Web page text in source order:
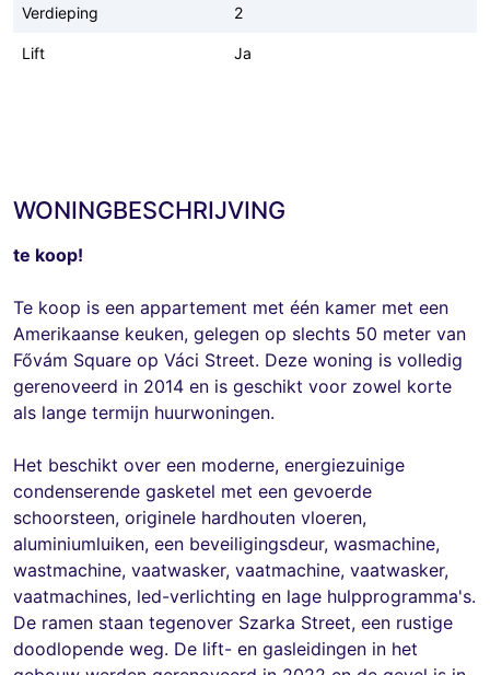
Verdieping 2
Lift Ja
WONINGBESCHRIJVING
te koop!
Te koop is een appartement met één kamer met een
Amerikaanse keuken, gelegen op slechts 50 meter van
Fővám Square op Váci Street. Deze woning is volledig
gerenoveerd in 2014 en is geschikt voor zowel korte
als lange termijn huurwoningen.
Het beschikt over een moderne, energiezuinige
condenserende gasketel met een gevoerde
schoorsteen, originele hardhouten vloeren,
aluminiumluiken, een beveiligingsdeur, wasmachine,
wastmachine, vaatwasker, vaatmachine, vaatwasker,
vaatmachines, led-verlichting en lage hulpprogramma's.
De ramen staan ​​tegenover Szarka Street, een rustige
doodlopende weg. De lift- en gasleidingen in het